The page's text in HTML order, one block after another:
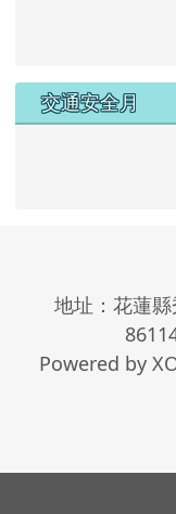
交通安全月
地址：花蓮
Powered by